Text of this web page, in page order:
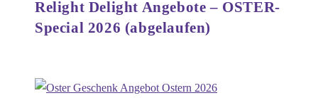
Relight Delight Angebote – OSTER-
Special 2026 (abgelaufen)